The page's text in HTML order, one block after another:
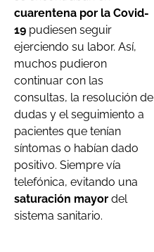
cuarentena por la Covid-
19 pudiesen seguir
ejerciendo su labor. Así,
muchos pudieron
continuar con las
consultas, la resolución de
dudas y el seguimiento a
pacientes que tenían
síntomas o habían dado
positivo. Siempre vía
telefónica, evitando una
saturación mayor del
sistema sanitario.